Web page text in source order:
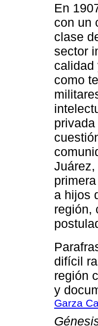
En
con un
clase
sector
calidad
como
a hijos
región,
difícil
región
y
Garza